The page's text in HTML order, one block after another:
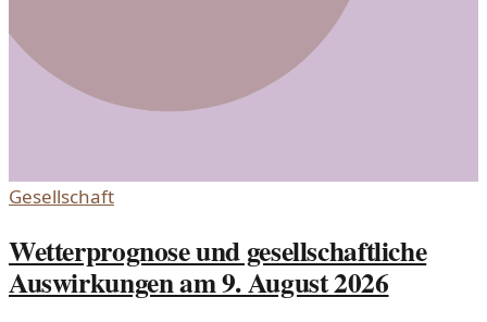
Gesellschaft
Wetterprognose und gesellschaftliche
Auswirkungen am 9. August 2026